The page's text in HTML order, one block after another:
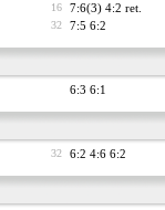
16 7:6(3) 4:2 ret.
32 7:5 6:2
6:3 6:1
32 6:2 4:6 6:2